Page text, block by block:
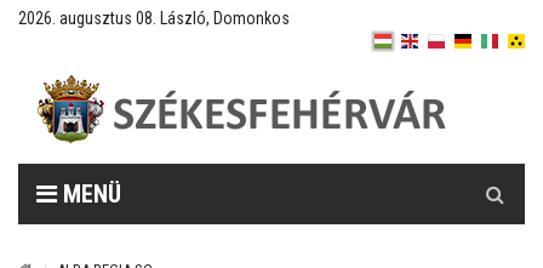
2026. augusztus 08. László, Domonkos
MENÜ